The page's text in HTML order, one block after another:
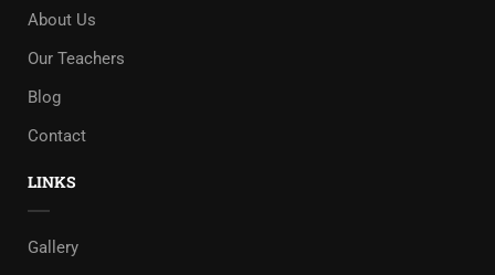
About Us
Our Teachers
Blog
Contact
LINKS
Gallery